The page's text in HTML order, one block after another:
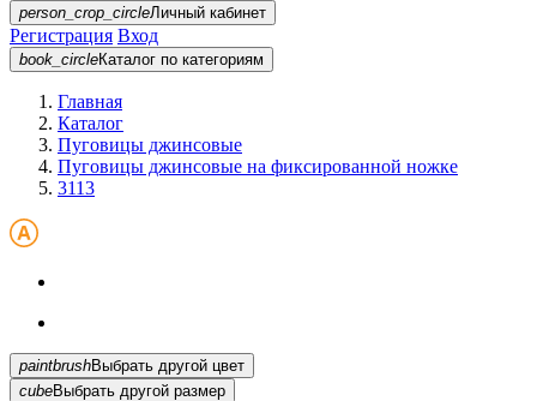
person_crop_circleЛичный кабинет
Регистрация Вход
book_circleКаталог по категориям
Главная
Каталог
Пуговицы джинсовые
Пуговицы джинсовые на фиксированной ножке
3113
paintbrush
Выбрать другой цвет
cubeВыбрать другой размер